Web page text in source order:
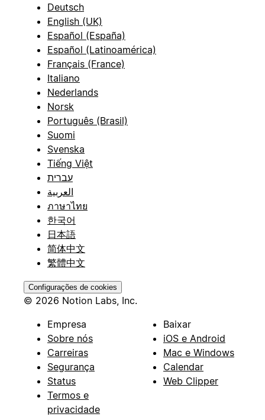
Deutsch
English (UK)
Español (España)
Español (Latinoamérica)
Français (France)
Italiano
Nederlands
Norsk
Português (Brasil)
Suomi
Svenska
Tiếng Việt
עברית
العربية
ภาษาไทย
한국어
日本語
简体中文
繁體中文
Configurações de cookies
© 2026 Notion Labs, Inc.
Empresa
Sobre nós
Carreiras
Segurança
Status
Termos e
privacidade
Baixar
iOS e Android
Mac e Windows
Calendar
Web Clipper